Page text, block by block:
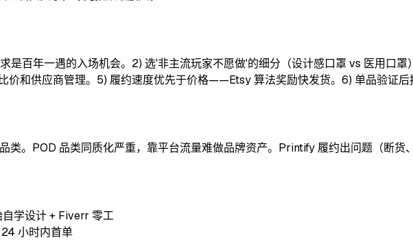
百年一遇的入场机会。2) 选'非主流玩家不愿做'的细分（设计感口罩 vs 医用口
价和供应商管理。5) 履约速度优先于价格——Etsy 算法奖励快发货。6) 单品验证
类。POD 品类同质化严重，靠平台流量难做品牌资产。Printify 履约出问题（断货
学设计 + Fiverr 零工
小时内首单